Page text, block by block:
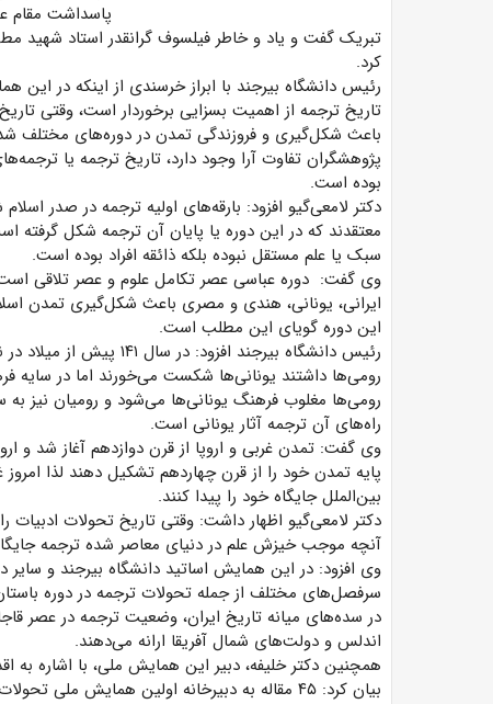
پاسداشت مقام
تبریک گفت و یاد و خاطر فیلسوف گرانقدر استاد شهید
کرد.
رئیس دانشگاه بیرجند با ابراز خرسندی از اینکه در
تاریخ ترجمه از اهمیت بسزایی برخوردار است، وقتی
باعث شکل‌گیری و فروزندگی تمدن در دوره‌های مختلف
پژوهشگران تفاوت آرا وجود دارد، تاریخ ترجمه یا
بوده است.
دکتر لامعی‌گیو افزود: بارقه‌های اولیه ترجمه در صدر
معتقدند که در این دوره یا پایان آن ترجمه شکل
سبک یا علم مستقل نبوده بلکه ذائقه افراد بوده است.
وی گفت: دوره عباسی عصر تکامل علوم و عصر تلاقی
ایرانی، یونانی، هندی و مصری باعث شکل‌گیری تمدن
این دوره گویای این مطلب است.
رئیس دانشگاه بیرجند
رومی‌ها داشتند یونانی‌ها شکست می‌خورند اما در سایه
رومی‌ها مغلوب فرهنگ یونانی‌ها می‌شود و رومیان نیز
راه‌های آن ترجمه آثار یونانی است.
وی گفت: تمدن غربی و اروپا از قرن دوازدهم آغاز شد و
پایه تمدن خود را از قرن چهاردهم تشکیل دهند لذا
بین‌الملل جایگاه خود را پیدا کنند.
دکتر لامعی‌گیو اظهار داشت: وقتی تاریخ تحولات ادبیات
آنچه موجب خیزش علم در دنیای معاصر شده ترجمه
وی افزود: در این همایش اساتید دانشگاه بیرجند و
سرفصل‌های مختلف از جمله تحولات ترجمه در دوره
در سده‌های میانه تاریخ ایران، وضعیت ترجمه در عصر
اندلس و دولت‌های شمال آفریقا ارانه می‌دهند.
همچنین دکتر خلیفه، دبیر این همایش ملی، با اشاره
بیان کرد: ۴۵ مقاله به دبیرخانه اولین همایش